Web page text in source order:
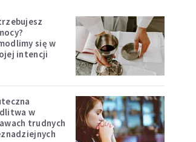
się w
intencji
w
trudnych